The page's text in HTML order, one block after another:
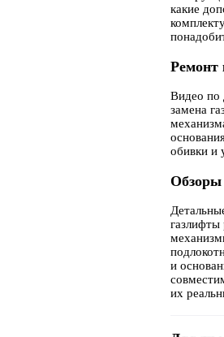
какие
Ремонт
Видео по
замена
обивки и
газлифты
и
их